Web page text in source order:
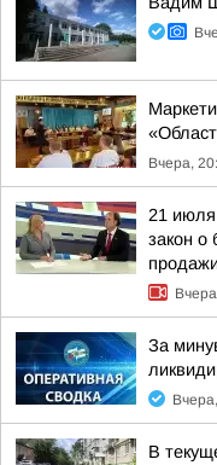
Вчера,
21
закон о
За
В